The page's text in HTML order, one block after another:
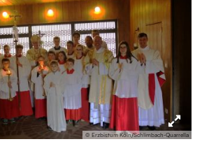
© Erzbistum Köln/Schlimbach-Quarrella